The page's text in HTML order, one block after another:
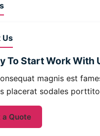
Us
To StartWork With
magnis est
placerat sodales
a Quote